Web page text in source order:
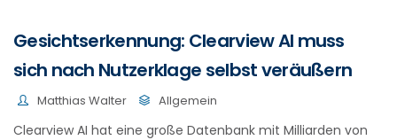
Gesichtserkennung: Clearview AI muss
sich nach Nutzerklage selbst veräußern
Matthias Walter Allgemein
Clearview AI hat eine große Datenbank mit Milliarden von